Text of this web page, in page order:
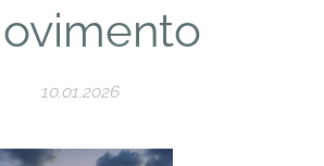
10.01.2026